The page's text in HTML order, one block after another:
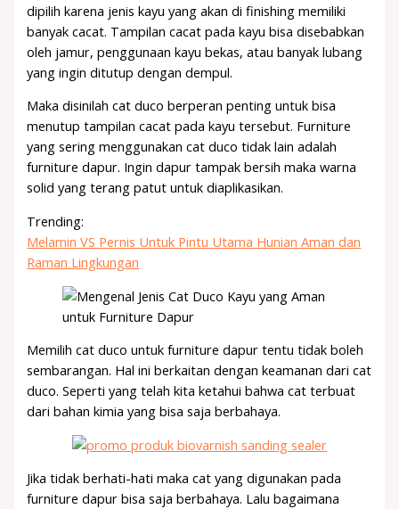
dipilih karena jenis kayu yang akan di finishing memiliki
banyak cacat. Tampilan cacat pada kayu bisa disebabkan
oleh jamur, penggunaan kayu bekas, atau banyak lubang
yang ingin ditutup dengan dempul.
Maka disinilah cat duco berperan penting untuk bisa
menutup tampilan cacat pada kayu tersebut. Furniture
yang sering menggunakan cat duco tidak lain adalah
furniture dapur. Ingin dapur tampak bersih maka warna
solid yang terang patut untuk diaplikasikan.
Trending:
Melamin VS Pernis Untuk Pintu Utama Hunian Aman dan
Raman Lingkungan
Memilih cat duco untuk furniture dapur tentu tidak boleh
sembarangan. Hal ini berkaitan dengan keamanan dari cat
duco. Seperti yang telah kita ketahui bahwa cat terbuat
dari bahan kimia yang bisa saja berbahaya.
Jika tidak berhati-hati maka cat yang digunakan pada
furniture dapur bisa saja berbahaya. Lalu bagaimana